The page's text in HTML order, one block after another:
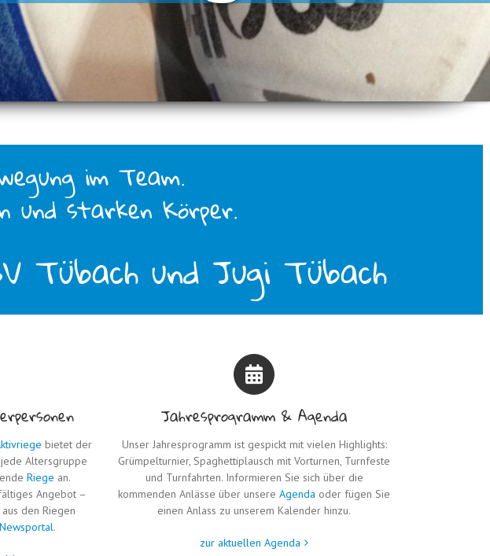
im Team.
und starken Körper.
Tübach und Jugi Tübach
bietet der
Altersgruppe
Riege an.
Angebot –
aus den Riegen
Newsportal.
Jahresprogramm & Agenda
Unser Jahresprogramm ist gespickt mit vielen Highlights:
Grümpelturnier, Spaghettiplausch mit Vorturnen, Turnfeste
und Turnfahrten. Informieren Sie sich über die
kommenden Anlässe über unsereAgenda oder fügen Sie
einen Anlass zu unserem Kalender hinzu.
zur aktuellen Agenda